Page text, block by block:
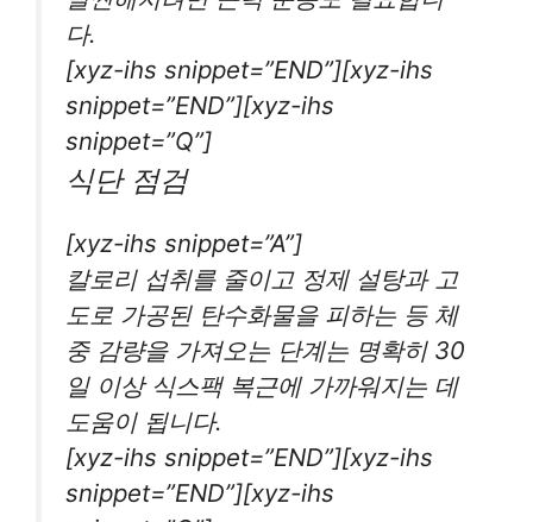
다.
[xyz-ihs snippet=”END”][xyz-ihs
snippet=”END”][xyz-ihs
snippet=”Q”]
식단 점검
[xyz-ihs snippet=”A”]
칼로리 섭취를 줄이고 정제 설탕과 고
도로 가공된 탄수화물을 피하는 등 체
중 감량을 가져오는 단계는 명확히 30
일 이상 식스팩 복근에 가까워지는 데
도움이 됩니다.
[xyz-ihs snippet=”END”][xyz-ihs
snippet=”END”][xyz-ihs